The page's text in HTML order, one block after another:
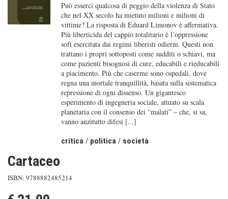
Può esserci qualcosa di peggio della violenza di Stato
che nel XX secolo ha mietuto milioni e milioni di
vittime? La risposta di Eduard Limonov è affermativa.
Più liberticida del cappio totalitario è l’oppressione
soft esercitata dai regimi liberisti odierni. Questi non
trattano i propri sottoposti come sudditi o schiavi, ma
come pazienti bisognosi di cure, educabili e rieducabili
a piacimento. Più che caserme sono ospedali, dove
regna una mortale tranquillità, basata sulla sistematica
repressione di ogni dissenso. Un gigantesco
esperimento di ingegneria sociale, attuato su scala
planetaria con il consenso dei “malati” – che, si sa,
vanno anzitutto difesi [...]
critica / politica / società
Cartaceo
ISBN: 9788882485214